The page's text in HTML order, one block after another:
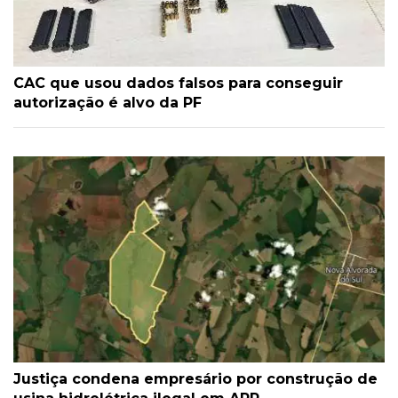
CAC que usou dados falsos para conseguir
autorização é alvo da PF
Justiça condena empresário por construção de